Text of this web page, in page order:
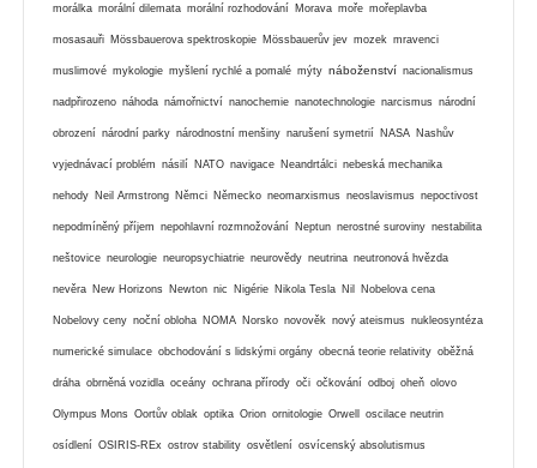
morálka morální dilemata morální rozhodování Morava moře mořeplavba
mosasauři Mössbauerova spektroskopie Mössbauerův jev mozek mravenci
muslimové mykologie myšlení rychlé a pomalé mýty náboženství nacionalismus
nadpřirozeno náhoda námořnictví nanochemie nanotechnologie narcismus národní
obrození národní parky národnostní menšiny narušení symetrií NASA Nashův
vyjednávací problém násilí NATO navigace Neandrtálci nebeská mechanika
nehody Neil Armstrong Němci Německo neomarxismus neoslavismus nepoctivost
nepodmíněný příjem nepohlavní rozmnožování Neptun nerostné suroviny nestabilita
neštovice neurologie neuropsychiatrie neurovědy neutrina neutronová hvězda
nevěra New Horizons Newton nic Nigérie Nikola Tesla Nil Nobelova cena
Nobelovy ceny noční obloha NOMA Norsko novověk nový ateismus nukleosyntéza
numerické simulace obchodování s lidskými orgány obecná teorie relativity oběžná
dráha obrněná vozidla oceány ochrana přírody oči očkování odboj oheň olovo
Olympus Mons Oortův oblak optika Orion ornitologie Orwell oscilace neutrin
osídlení OSIRIS-REx ostrov stability osvětlení osvícenský absolutismus